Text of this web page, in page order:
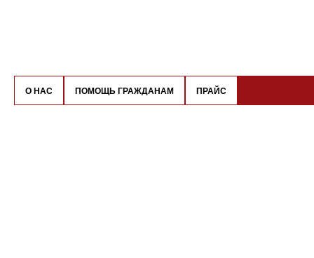
О НАС ПОМОЩЬ ГРАЖДАНАМ ПРАЙС